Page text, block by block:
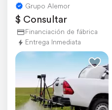
Grupo Alemor
$ Consultar
Financiación de fábrica
Entrega Inmediata